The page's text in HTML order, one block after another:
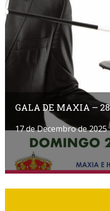
GALA DE MAXIA –
17 de Decembro de 2025